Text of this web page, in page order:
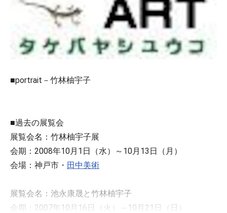
■portrait－竹林柚宇子
■過去の展覧会
展覧会名：竹林柚宇子展
会期：2008年10月1日（水）～10月13日（月）
会場：神戸市・ 田中美術
展覧会名：池永康晟と竹林柚宇子
会期：2007年10月16日（火）～10月21日（日）